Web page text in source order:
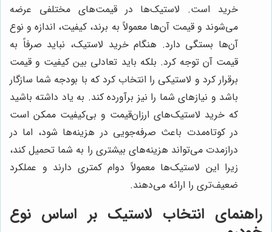
خرید است. لاستیک‌ها در قیمت‌های مختلفی عرضه
می‌شوند و قیمت آن‌ها معمولاً به برند، کیفیت، اندازه و نوع
آن‌ها بستگی دارد. هنگام خرید لاستیک، نباید صرفاً به
قیمت آن توجه کرد. بلکه باید تعادلی بین کیفیت و قیمت
برقرار کرد و لاستیکی را انتخاب کرد که با بودجه شما سازگار
باشد و نیازهای شما را نیز برآورده کند. به یاد داشته باشید
که خرید لاستیک‌های ارزان‌قیمت و بی‌کیفیت ممکن است
در کوتاه‌مدت باعث صرفه‌جویی در هزینه‌ها شود، اما در
درازمدت می‌تواند هزینه‌های بیشتری را به شما تحمیل کند،
زیرا این لاستیک‌ها معمولاً دوام کمتری دارند و عملکرد
ضعیف‌تری را ارائه می‌دهند.
راهنمای انتخاب لاستیک بر اساس نوع